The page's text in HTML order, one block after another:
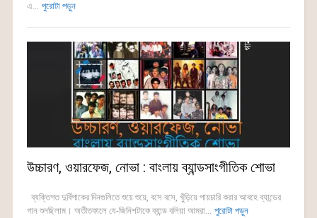
এ... পুরোটা পড়ুন
উচ্চারণ, ওয়ারফেজ, নোভা : বাংলায় ব্যান্ডসাংগীতিক শোভা
ব্যক্তিগত দুর্বিপাকের দিনগুলিতে শুয়ে শুয়ে, বসে বসে, খুঁড়িয়ে পায়চারি করার আবহে ব্যান্ডের
গান শুনছিলাম। অতীতকালে যে-জিনিশটাকে ব্যান্ড বলিয়া আমরা... পুরোটা পড়ুন